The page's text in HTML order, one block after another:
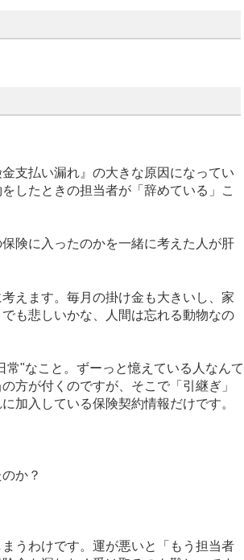
支払い漏れ』の大きな原因になってい
したときの担当者が「辞めている」こ
険に入ったのかを一緒に考えた人が肝
えます。毎月の掛け金も大きいし、家
も悲しいかな、人間は忘れる動物なの
"なこと。ずーっと憶えている人なんて
方が付くのですが、そこで「引継ぎ」
加入している保険契約情報だけです。
か？
うわけです。運が悪いと「もう担当者